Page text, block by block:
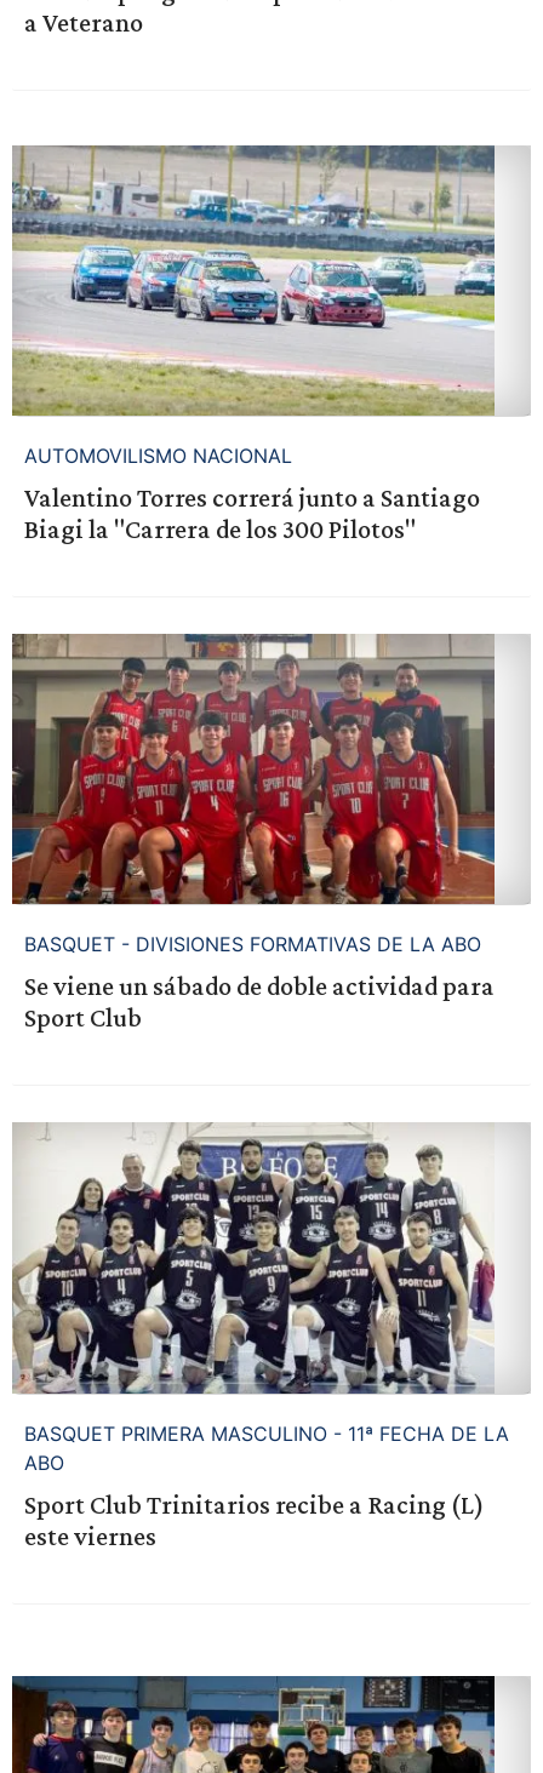
a Veterano
AUTOMOVILISMO NACIONAL
Valentino Torres correrá junto a Santiago
Biagi la "Carrera de los 300 Pilotos"
BASQUET - DIVISIONES FORMATIVAS DE LA ABO
Se viene un sábado de doble actividad para
Sport Club
BASQUET PRIMERA MASCULINO - 11ª FECHA DE LA
ABO
Sport Club Trinitarios recibe a Racing (L)
este viernes